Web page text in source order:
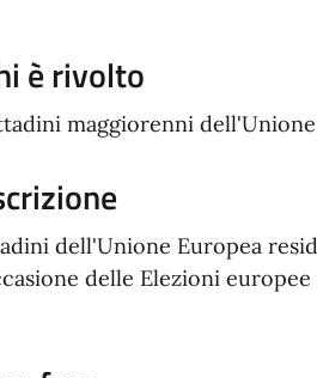
è rivolto
maggiorenni
dell'Unione Europea
delle Elezioni